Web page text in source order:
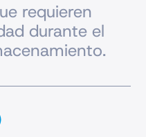
requieren
durante el